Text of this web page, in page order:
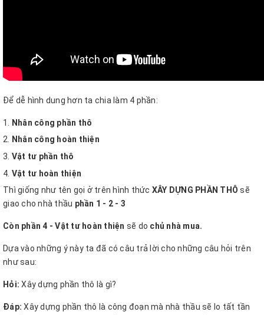
Để dễ hình dung hơn ta chia làm 4 phần:
Nhân công phần thô
Nhân công hoàn thiện
Vật tư phần thô
Vật tư hoàn thiện
Thì giống như tên gọi ở trên hình thức XÂY DỰNG PHẦN THÔ sẽ
giao cho nhà thầu phần 1 - 2 - 3
Còn phần 4 - Vật tư hoàn thiện sẽ do chủ nhà mua.
Dựa vào những ý này ta đã có câu trả lời cho những câu hỏi trên
như sau:
Hỏi: Xây dựng phần thô là gì?
Đáp: Xây dựng phần thô là công đoạn mà nhà thầu sẽ lo tất tần